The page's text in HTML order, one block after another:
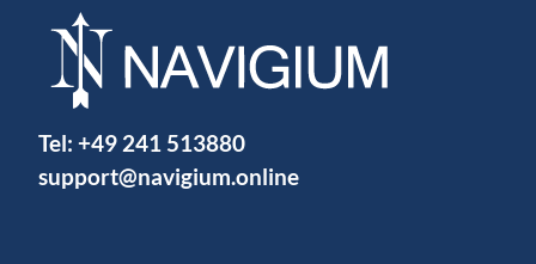
Tel: +49 241 513880
support@navigium.online